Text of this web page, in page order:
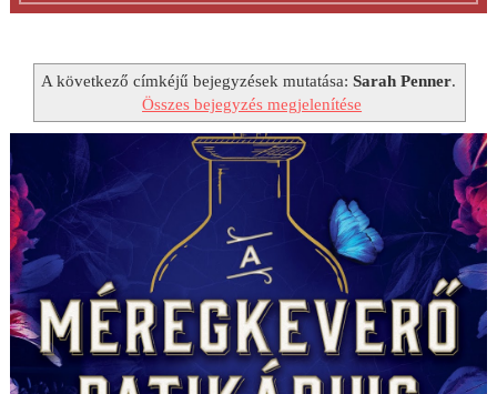
A következő címkéjű bejegyzések mutatása: Sarah Penner.
Összes bejegyzés megjelenítése